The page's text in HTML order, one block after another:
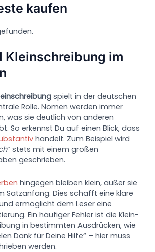
kaufen
Kleinschreibung im
spielt in der deutschen
Rolle. Nomen werden immer
was sie deutlich von anderen
So erkennst Du auf einen Blick, dass
handelt. Zum Beispiel wird
“ stets mit einem großen
geschrieben.
hingegen bleiben klein, außer sie
Satzanfang. Dies schafft eine klare
ermöglicht dem Leser eine
Ein häufiger Fehler ist die Klein-
in bestimmten Ausdrücken, wie
Dank für Deine Hilfe“ – hier muss
werden.